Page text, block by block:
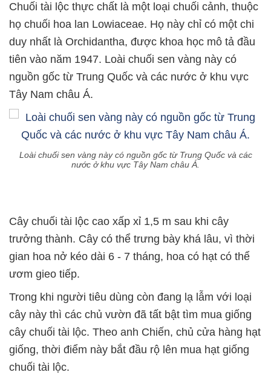
Chuối tài lộc thực chất là một loại chuối cảnh, thuộc
họ chuối hoa lan Lowiaceae. Họ này chỉ có một chi
duy nhất là Orchidantha, được khoa học mô tả đầu
tiên vào năm 1947. Loài chuối sen vàng này có
nguồn gốc từ Trung Quốc và các nước ở khu vực
Tây Nam châu Á.
Loài chuối sen vàng này có nguồn gốc từ Trung Quốc và các
nước ở khu vực Tây Nam châu Á.
Cây chuối tài lộc cao xấp xỉ 1,5 m sau khi cây
trưởng thành. Cây có thể trưng bày khá lâu, vì thời
gian hoa nở kéo dài 6 - 7 tháng, hoa có hạt có thể
ươm gieo tiếp.
Trong khi người tiêu dùng còn đang lạ lẫm với loại
cây này thì các chủ vườn đã tất bật tìm mua giống
cây chuối tài lộc. Theo anh Chiến, chủ cửa hàng hạt
giống, thời điểm này bắt đầu rộ lên mua hạt giống
chuối tài lộc.